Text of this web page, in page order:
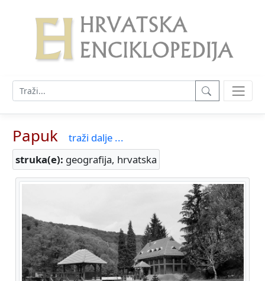
Papuk
traži dalje ...
struka(e): geografija, hrvatska